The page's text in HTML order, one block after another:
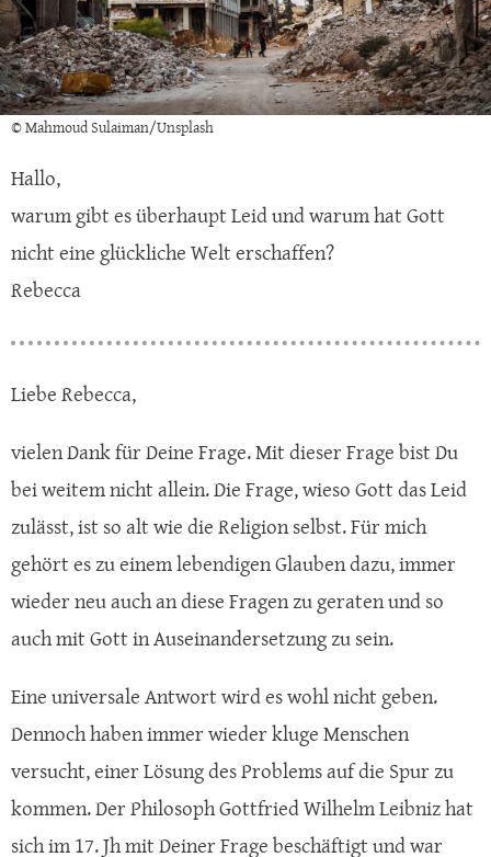
© Mahmoud Sulaiman/Unsplash
Hallo,
warum gibt es überhaupt Leid und warum hat Gott
nicht eine glückliche Welt erschaffen?
Rebecca
Liebe Rebecca,
vielen Dank für Deine Frage. Mit dieser Frage bist Du
bei weitem nicht allein. Die Frage, wieso Gott das Leid
zulässt, ist so alt wie die Religion selbst. Für mich
gehört es zu einem lebendigen Glauben dazu, immer
wieder neu auch an diese Fragen zu geraten und so
auch mit Gott in Auseinandersetzung zu sein.
Eine universale Antwort wird es wohl nicht geben.
Dennoch haben immer wieder kluge Menschen
versucht, einer Lösung des Problems auf die Spur zu
kommen. Der Philosoph Gottfried Wilhelm Leibniz hat
sich im 17. Jh mit Deiner Frage beschäftigt und war